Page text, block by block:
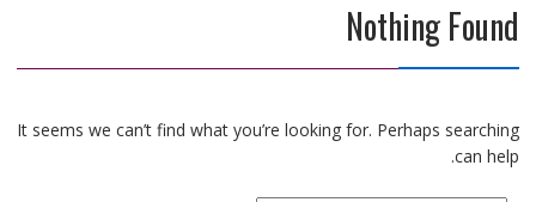
Nothing Found
It seems we can’t find what you’re looking for. Perhaps searching
can help.